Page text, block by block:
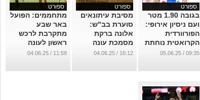
ספורט
בגובה 1.90 מטר
ועם ניסיון אירופי:
הפורוורדית
הקרואטית נוחתת
בנגב
09:35 / 05.06.25
ספורט
מסיבת עיתונאים
סוערת בב"ש:
אלונה ברקת
מסמכת עונה
ותוקפת את
...
16:12 / 04.06.25
ספורט
מתחממים: הפועל
באר שבע
מתקרבת לרכש
ראשון לעונה
הקרובה
11:58 / 04.06.25